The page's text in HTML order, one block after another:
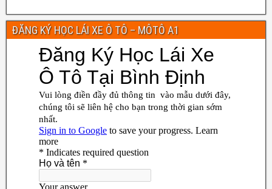
ĐĂNG KÝ HỌC LÁI XE Ô TÔ – MÔTÔ A1